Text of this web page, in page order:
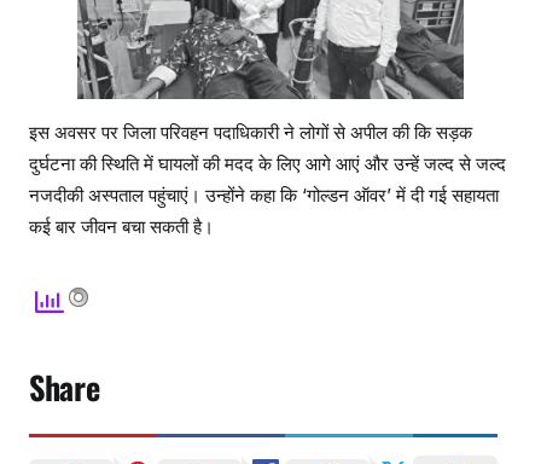
इस अवसर पर जिला परिवहन पदाधिकारी ने लोगों से अपील की कि सड़क
दुर्घटना की स्थिति में घायलों की मदद के लिए आगे आएं और उन्हें जल्द से जल्द
नजदीकी अस्पताल पहुंचाएं। उन्होंने कहा कि ‘गोल्डन ऑवर’ में दी गई सहायता
कई बार जीवन बचा सकती है।
Share